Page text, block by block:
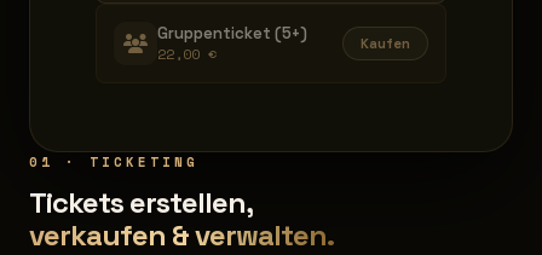
Gruppenticket (5+)
22,00 €
Kaufen
01 · TICKETING
Tickets erstellen,
verkaufen & verwalten.